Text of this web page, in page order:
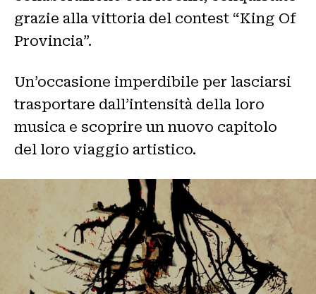
grazie alla vittoria del contest “King Of
Provincia”.
Un’occasione imperdibile per lasciarsi
trasportare dall’intensità della loro
musica e scoprire un nuovo capitolo
del loro viaggio artistico.